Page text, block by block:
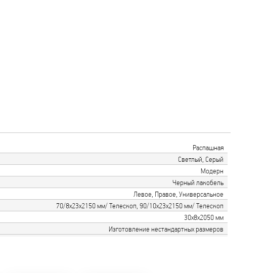
Распашная
Светлый, Серый
Модерн
Черный лакобель
Левое, Правое, Универсальное
70/8х23х2150 мм/ Телескоп, 90/10х23х2150 мм/ Телескоп
30х8х2050 мм
Изготовление нестандартных размеров